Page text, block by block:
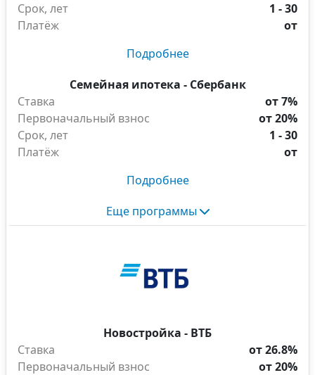
Срок, лет
1 - 30
Платёж
от
Подробнее
Семейная ипотека - Сбербанк
Ставка
от 7%
Первоначальный взнос
от 20%
Срок, лет
1 - 30
Платёж
от
Подробнее
Еще программы
Новостройка - ВТБ
Ставка
от 26.8%
Первоначальный взнос
от 20%